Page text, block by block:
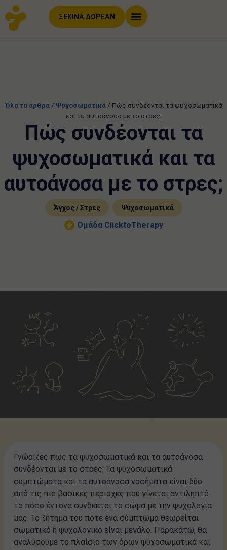
ΞΕΚΙΝΑ ΔΩΡΕΑΝ
Όλα τα άρθρα/ Ψυχοσωματικά/ Πώς συνδέονται τα ψυχοσωματικά
και τα αυτοάνοσα με το στρες;
Πώς συνδέονται τα
ψυχοσωματικά και τα
αυτοάνοσα με το στρες;
Άγχος / Στρες , Ψυχοσωματικά
Ομάδα ClicktoTherapy
Γνώριζες πως τα ψυχοσωματικά και τα αυτοάνοσα
συνδέονται με το στρες; Τα ψυχοσωματικά
συμπτώματα και τα αυτοάνοσα νοσήματα είναι δύο
από τις πιο βασικές περιοχές που γίνεται αντιληπτό
το πόσο έντονα συνδέεται το σώμα με την ψυχολογία
μας. Το ζήτημα του πότε ένα σύμπτωμα θεωρείται
σωματικό ή ψυχολογικό είναι μεγάλο. Παρακάτω, θα
αναλύσουμε το πλαίσιο των όρων ψυχοσωματικά και